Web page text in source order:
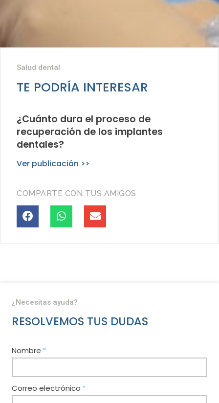
Salud dental
TE PODRÍA INTERESAR
¿Cuánto dura el proceso de
recuperación de los implantes
dentales?
Ver publicación >>
COMPARTE CON TUS AMIGOS
¿Necesitas ayuda?
RESOLVEMOS TUS DUDAS
Nombre
Correo electrónico